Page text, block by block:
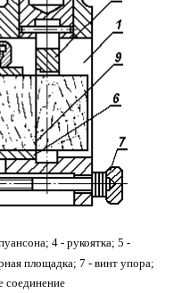
4 - рукоятка; 5 -
площадка; 7 - винт упора;
соединение